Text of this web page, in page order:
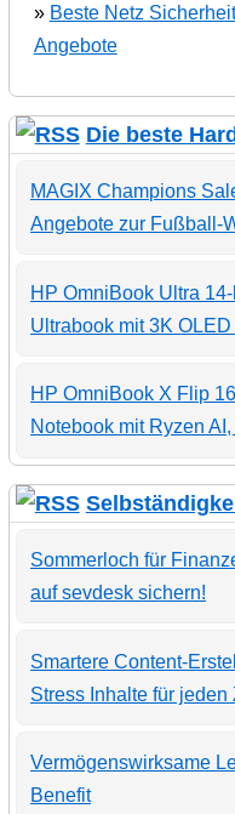
» Beste Netz
Angebote
Die beste
MAGIX Champions
Angebote zur Fußball-
HP OmniBook Ultra
Ultrabook mit 3K
HP OmniBook X Flip
Notebook mit Ryzen
Sommerloch für
auf sevdesk sichern!
Smartere Content-
Stress Inhalte für
Vermögenswirksame
Benefit